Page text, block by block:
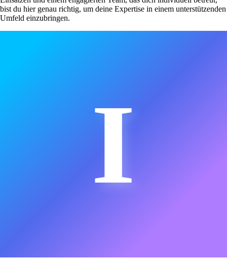
bist du hier genau richtig, um deine Expertise in einem unterstützenden
Umfeld einzubringen.
I